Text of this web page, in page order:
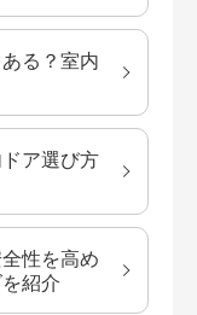
る？室内
ア選び方
性を高め
紹介